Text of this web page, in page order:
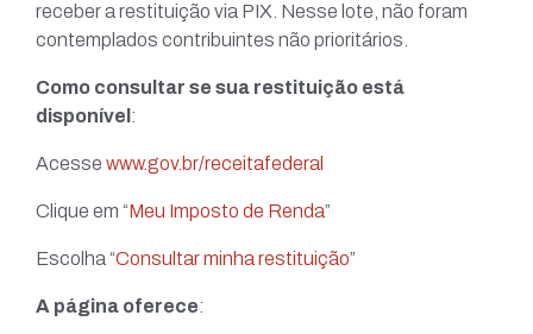
receber a restituição via PIX. Nesse lote, não foram
contemplados contribuintes não prioritários.
Como consultar se sua restituição está
disponível :
Acesse www.gov.br/receitafederal
Clique em “Meu Imposto de Renda”
Escolha “Consultar minha restituição”
A página oferece: